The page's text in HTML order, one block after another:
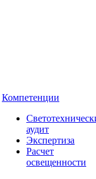
Компетенции
аудит
Экспертиза
Расчет
освещенности